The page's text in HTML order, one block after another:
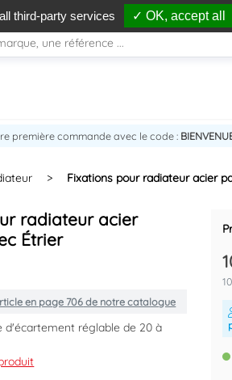
première commande avec le code :
> Fixations pour radiateur acier
Étrier
en page 706de notre catalogue
d'écartement réglable de 20 à
third-party services ✓ OK, accept all